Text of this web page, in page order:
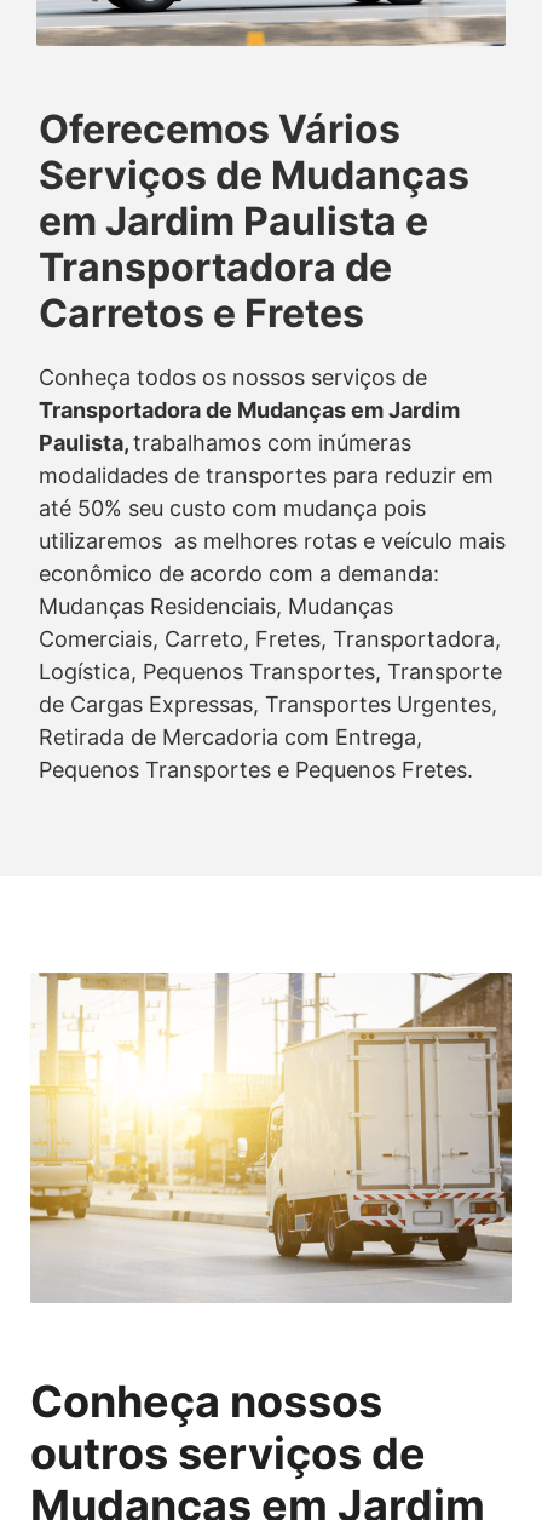
Oferecemos Vários
Serviços de Mudanças
em Jardim Paulista e
Transportadora de
Carretos e Fretes
Conheça todos os nossos serviços de
Transportadora de Mudanças em Jardim
Paulista,trabalhamos com inúmeras
modalidades de transportes para reduzir em
até 50% seu custo com mudança pois
utilizaremos as melhores rotas e veículo mais
econômico de acordo com a demanda:
Mudanças Residenciais, Mudanças
Comerciais, Carreto, Fretes, Transportadora,
Logística, Pequenos Transportes, Transporte
de Cargas Expressas, Transportes Urgentes,
Retirada de Mercadoria com Entrega,
Pequenos Transportes e Pequenos Fretes.
Conheça nossos
outros serviços de
Mudanças em Jardim